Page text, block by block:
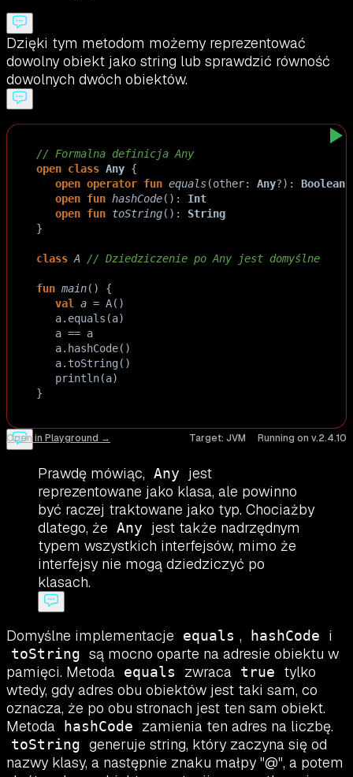
Dzięki tym metodom możemy reprezentować
dowolny obiekt jako string lub sprawdzić równość
dowolnych dwóch obiektów.
// Formalna definicja Any
open class Any {
open operator fun equals(other: Any?): Boolean
open fun hashCode(): Int
open fun toString(): String
}
class A // Dziedziczenie po Any jest domyślne
fun main() {
val a = A()
a. equals (a)
a == a
a. hashCode()
a. toString()
println(a)
}
Open in Playground → Target: JVM Running on v.2.4.10
Prawdę mówiąc, Any
jest
reprezentowane jako klasa, ale powinno
być raczej traktowane jako typ. Chociażby
dlatego, że Any
jest także nadrzędnym
typem wszystkich interfejsów, mimo że
interfejsy nie mogą dziedziczyć po
klasach.
Domyślne implementacje equals , hashCode i
toString są mocno oparte na adresie obiektu w
pamięci. Metoda equals zwraca true
tylko
wtedy, gdy adres obu obiektów jest taki sam, co
oznacza, że po obu stronach jest ten sam obiekt.
Metoda
hashCode zamienia ten adres na liczbę.
toString generuje string, który zaczyna się od
nazwy klasy, a następnie znaku małpy "@", a potem